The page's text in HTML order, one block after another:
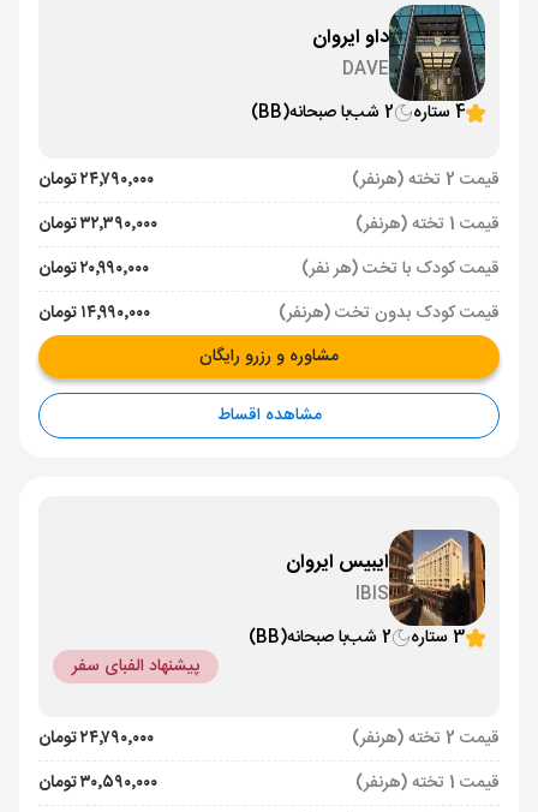
داو ایروان
DAVE
4 ستاره
2 شب با صبحانه(BB)
قیمت 2 تخته (هرنفر)
۲۴٬۷۹۰٬۰۰۰ تومان
قیمت 1 تخته (هرنفر)
۳۲٬۳۹۰٬۰۰۰ تومان
قیمت کودک با تخت (هر نفر)
۲۰٬۹۹۰٬۰۰۰ تومان
قیمت کودک بدون تخت (هرنفر)
۱۴٬۹۹۰٬۰۰۰ تومان
مشاوره و رزرو رایگان
مشاهده اقساط
ایبیس ایروان
IBIS
3 ستاره
2 شب با صبحانه(BB)
پیشنهاد الفبای سفر
قیمت 2 تخته (هرنفر)
۲۴٬۷۹۰٬۰۰۰ تومان
قیمت 1 تخته (هرنفر)
۳۰٬۵۹۰٬۰۰۰ تومان